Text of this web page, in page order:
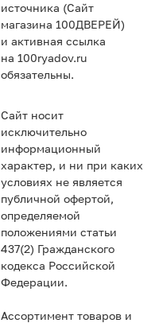
источника (Сайт
магазина 100ДВЕРЕЙ)
и активная ссылка
на 100ryadov.ru
обязательны.
Сайт носит
исключительно
информационный
характер, и ни при каких
условиях не является
публичной офертой,
определяемой
положениями статьи
437(2) Гражданского
кодекса Российской
Федерации.
Ассортимент товаров и